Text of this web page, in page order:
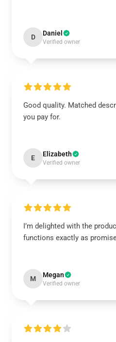
D Daniel
Verified owner
Good quality. Matched
you pay for.
E Elizabeth
Verified owner
I’m delighted with the
functions exactly as
M Megan
Verified owner